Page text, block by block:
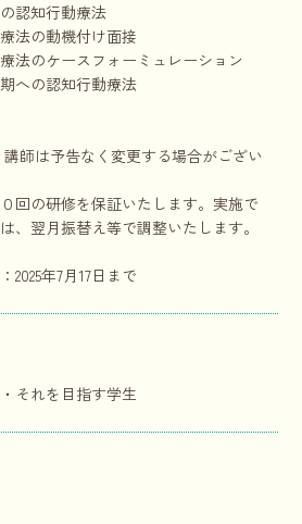
認知行動療法
法の動機付け面接
法のケースフォーミュレーション
への認知行動療法
師は予告なく変更する場合がござい
回の研修を保証いたします。実施で
、翌月振替え等で調整いたします。
2025年7月17日まで
それを目指す学生